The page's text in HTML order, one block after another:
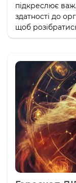
підкреслює
здатності до
щоб